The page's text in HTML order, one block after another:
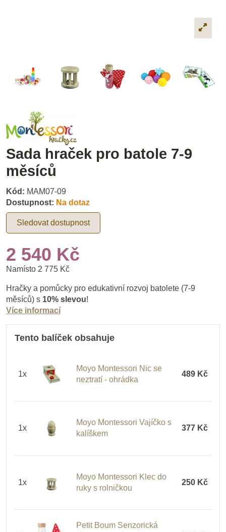
Sada hraček pro batole 7-9
měsíců
Kód: MAM07-09
Dostupnost: Na dotaz
Sledovat dostupnost
2 540 Kč
Namísto 2 775 Kč
Hračky a pomůcky pro edukativní rozvoj batolete (7-9
měsíců) s 10% slevou!
Více informací
Tento balíček obsahuje
1x
Moyo Montessori Nic se
neztratí - ohrádka
489 Kč
1x
Moyo Montessori Vajíčko s
kalíškem
377 Kč
1x
Moyo Montessori Klec do
ruky s rolničkou
250 Kč
Petit Boum Senzorická